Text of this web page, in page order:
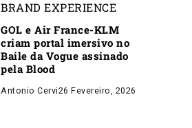
BRAND EXPERIENCE
GOL e Air France-KLM
criam portal imersivo no
Baile da Vogue assinado
pela Blood
Antonio Cervi26 Fevereiro, 2026